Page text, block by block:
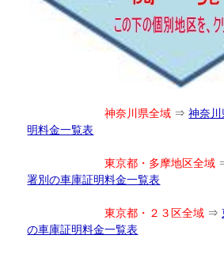
神奈川県全域 ⇒神奈
明料金一覧表
東京都・多摩地区全域
署別の車庫証明料金一覧表
東京都・２３区全域 ⇒
の車庫証明料金一覧表